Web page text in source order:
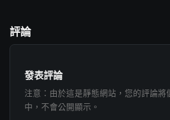
評論
發表評論
注意：由於這是靜態網站，您的評論將
中，不會公開顯示。